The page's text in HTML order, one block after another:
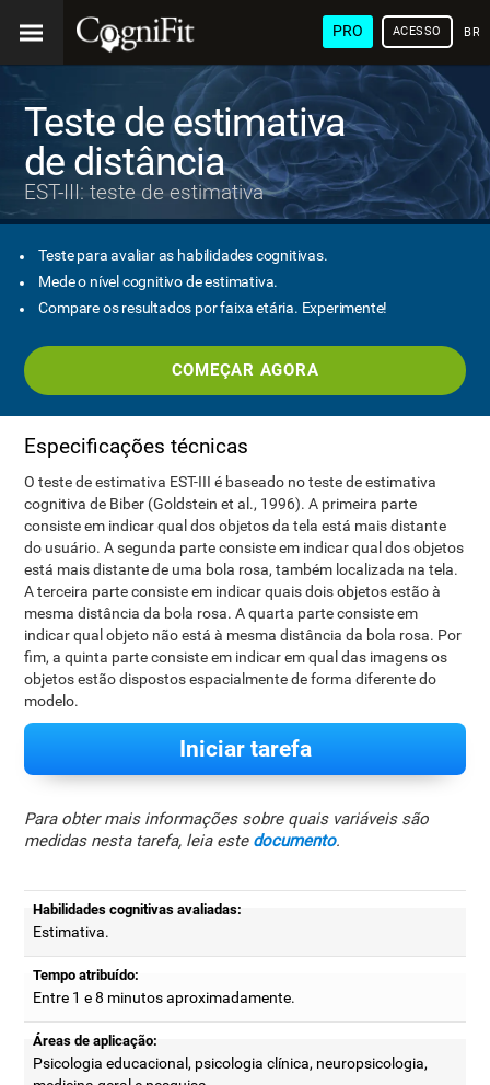
PRO ACESSO
Teste de estimativa
de distância
EST-III: teste de estimativa
Teste para avaliar as habilidades cognitivas.
Mede o nível cognitivo de estimativa.
Compare os resultados por faixa etária. Experimente!
COMEÇAR AGORA
Especificações técnicas
O teste de estimativa EST-III é baseado no teste de estimativa
cognitiva de Biber (Goldstein et al., 1996). A primeira parte
consiste em indicar qual dos objetos da tela está mais distante
do usuário. A segunda parte consiste em indicar qual dos objetos
está mais distante de uma bola rosa, também localizada na tela.
A terceira parte consiste em indicar quais dois objetos estão à
mesma distância da bola rosa. A quarta parte consiste em
indicar qual objeto não está à mesma distância da bola rosa. Por
fim, a quinta parte consiste em indicar em qual das imagens os
objetos estão dispostos espacialmente de forma diferente do
modelo.
Iniciar tarefa
Para obter mais informações sobre quais variáveis são
medidas nesta tarefa, leia este documento.
Habilidades cognitivas avaliadas:
Estimativa.
Tempo atribuído:
Entre 1 e 8 minutos aproximadamente.
Áreas de aplicação:
Psicologia educacional, psicologia clínica, neuropsicologia,